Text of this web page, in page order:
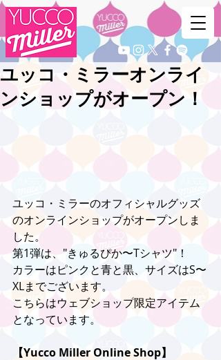
ユッコ・ミラーオンライ
ンショップがオープン！
ユッコ・ミラーのオフィシャルグッズ
のオンラインショップがオープンしま
した。
第1弾は、"きゅるぴか〜Tシャツ"！
カラーはピンクと青と黒、サイズはS〜
XLまでございます。
こちらはウェブショップ限定アイテム
となっています。
【Yucco Miller Online Shop】